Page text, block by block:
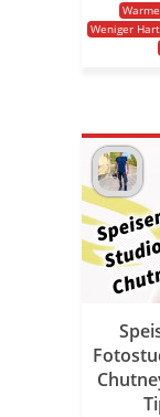
Weniger Hart